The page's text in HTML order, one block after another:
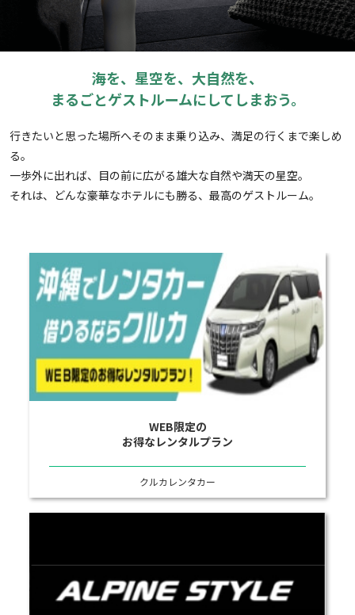
海を、星空を、大自然を、
まるごとゲストルームにしてしまおう。
行きたいと思った場所へそのまま乗り込み、満足の行くまで楽しめ
る。
一歩外に出れば、目の前に広がる雄大な自然や満天の星空。
それは、どんな豪華なホテルにも勝る、最高のゲストルーム。
WEB限定の
お得なレンタルプラン
クルカレンタカー